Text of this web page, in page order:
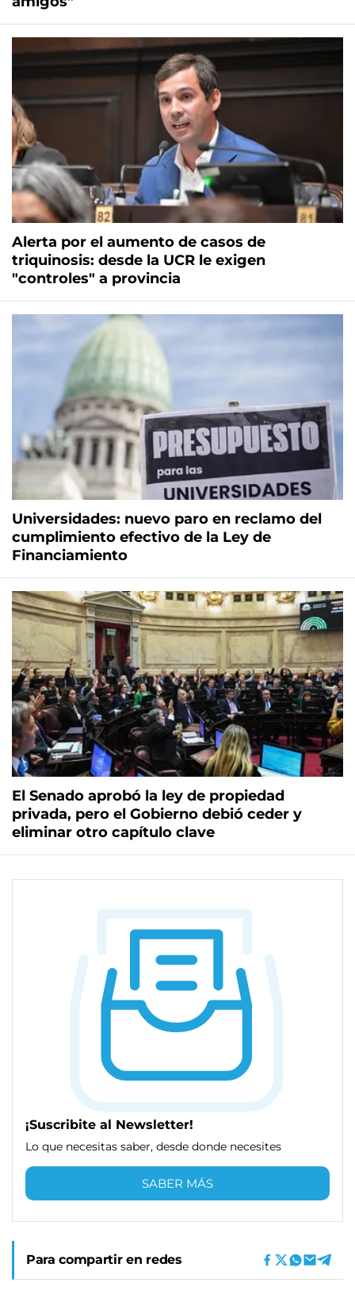
Alerta por el aumento de casos de
triquinosis: desde la UCR le exigen
"controles" a provincia
Universidades: nuevo paro en reclamo del
cumplimiento efectivo de la Ley de
Financiamiento
El Senado aprobó la ley de propiedad
privada, pero el Gobierno debió ceder y
eliminar otro capítulo clave
¡Suscribite al Newsletter!
Lo que necesitas saber, desde donde necesites
SABER MÁS
Para compartir en redes